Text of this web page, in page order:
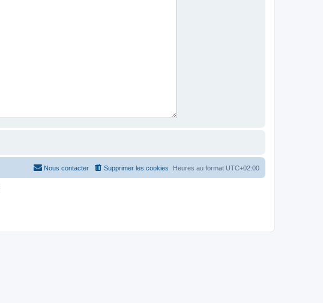
Heures au format UTC+02:00
Supprimer les cookies
Nous contacter